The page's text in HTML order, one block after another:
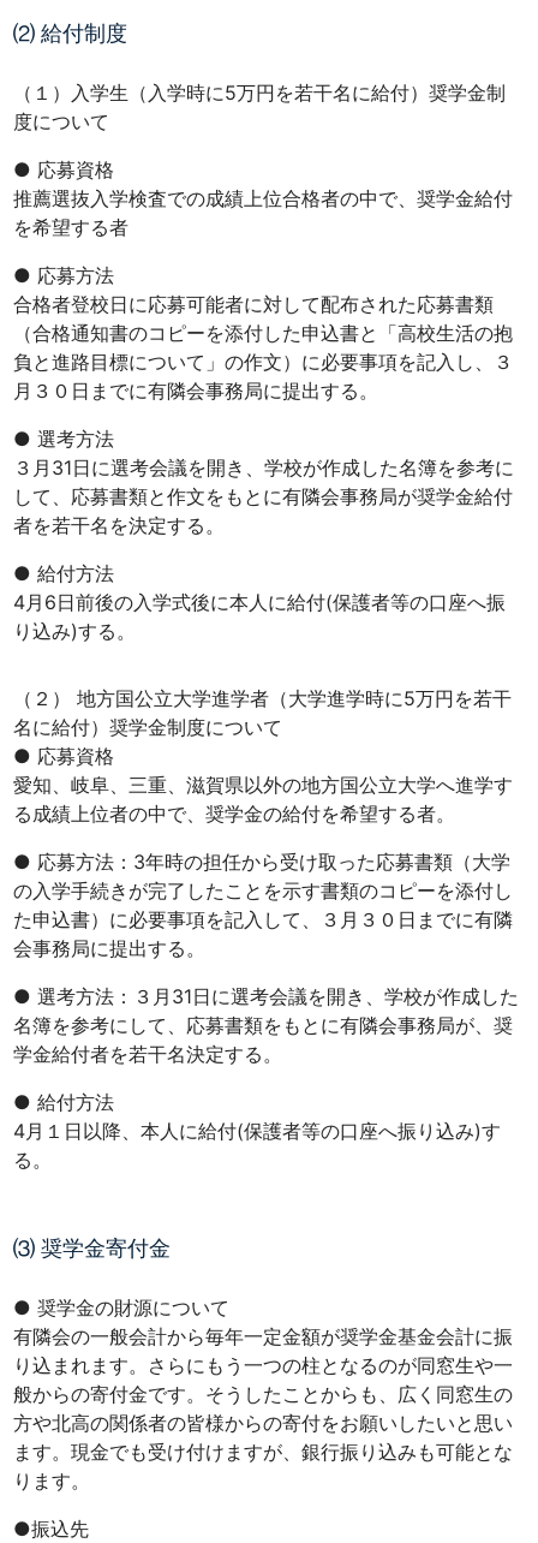
⑵ 給付制度
（１）入学生（入学時に5万円を若干名に給付）奨学金制
度について
● 応募資格
推薦選抜入学検査での成績上位合格者の中で、奨学金給付
を希望する者
● 応募方法
合格者登校日に応募可能者に対して配布された応募書類
（合格通知書のコピーを添付した申込書と「高校生活の抱
負と進路目標について」の作文）に必要事項を記入し、３
月３０日までに有隣会事務局に提出する。
● 選考方法
３月31日に選考会議を開き、学校が作成した名簿を参考に
して、応募書類と作文をもとに有隣会事務局が奨学金給付
者を若干名を決定する。
● 給付方法
4月6日前後の入学式後に本人に給付(保護者等の口座へ振
り込み)する。
（２） 地方国公立大学進学者（大学進学時に5万円を若干
名に給付）奨学金制度について
● 応募資格
愛知、岐阜、三重、滋賀県以外の地方国公立大学へ進学す
る成績上位者の中で、奨学金の給付を希望する者。
● 応募方法：3年時の担任から受け取った応募書類（大学
の入学手続きが完了したことを示す書類のコピーを添付し
た申込書）に必要事項を記入して、３月３０日までに有隣
会事務局に提出する。
● 選考方法：３月31日に選考会議を開き、学校が作成した
名簿を参考にして、応募書類をもとに有隣会事務局が、奨
学金給付者を若干名決定する。
● 給付方法
4月１日以降、本人に給付(保護者等の口座へ振り込み)す
る。
⑶ 奨学金寄付金
● 奨学金の財源について
有隣会の一般会計から毎年一定金額が奨学金基金会計に振
り込まれます。さらにもう一つの柱となるのが同窓生や一
般からの寄付金です。そうしたことからも、広く同窓生の
方や北高の関係者の皆様からの寄付をお願いしたいと思い
ます。現金でも受け付けますが、銀行振り込みも可能とな
ります。
●振込先